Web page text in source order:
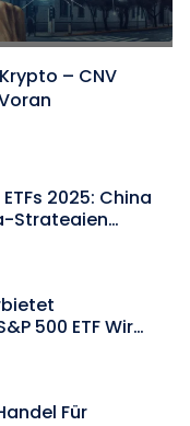
– CNV
2025: China
Strategien
500 ETF Wird
Indextracker
Für